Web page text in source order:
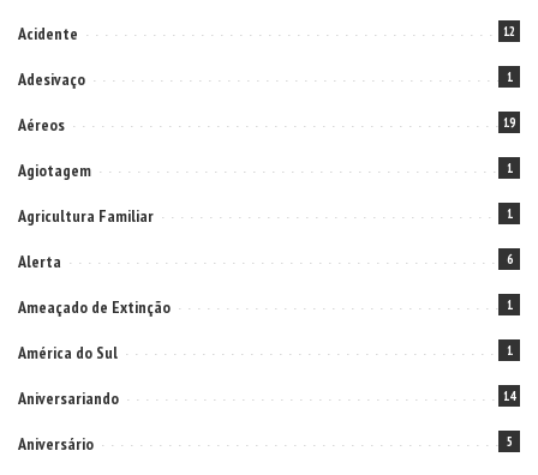
Acidente 12
Adesivaço 1
Aéreos 19
Agiotagem 1
Agricultura Familiar 1
Alerta 6
Ameaçado de Extinção 1
América do Sul 1
Aniversariando 14
Aniversário 5